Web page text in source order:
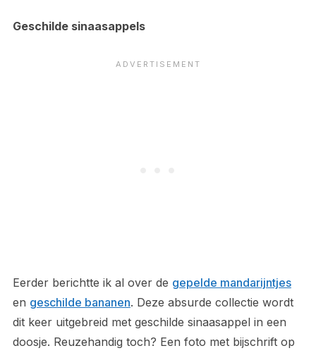
Geschilde sinaasappels
Eerder berichtte ik al over de gepelde mandarijntjes
en geschilde bananen. Deze absurde collectie wordt
dit keer uitgebreid met geschilde sinaasappel in een
doosje. Reuzehandig toch? Een foto met bijschrift op